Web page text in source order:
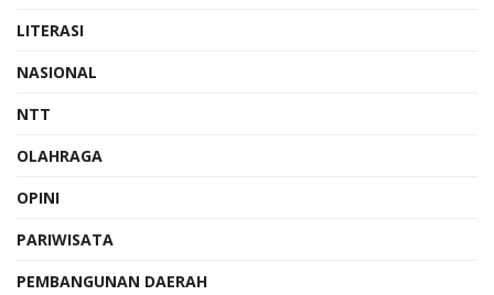
LITERASI
NASIONAL
NTT
OLAHRAGA
OPINI
PARIWISATA
PEMBANGUNAN DAERAH